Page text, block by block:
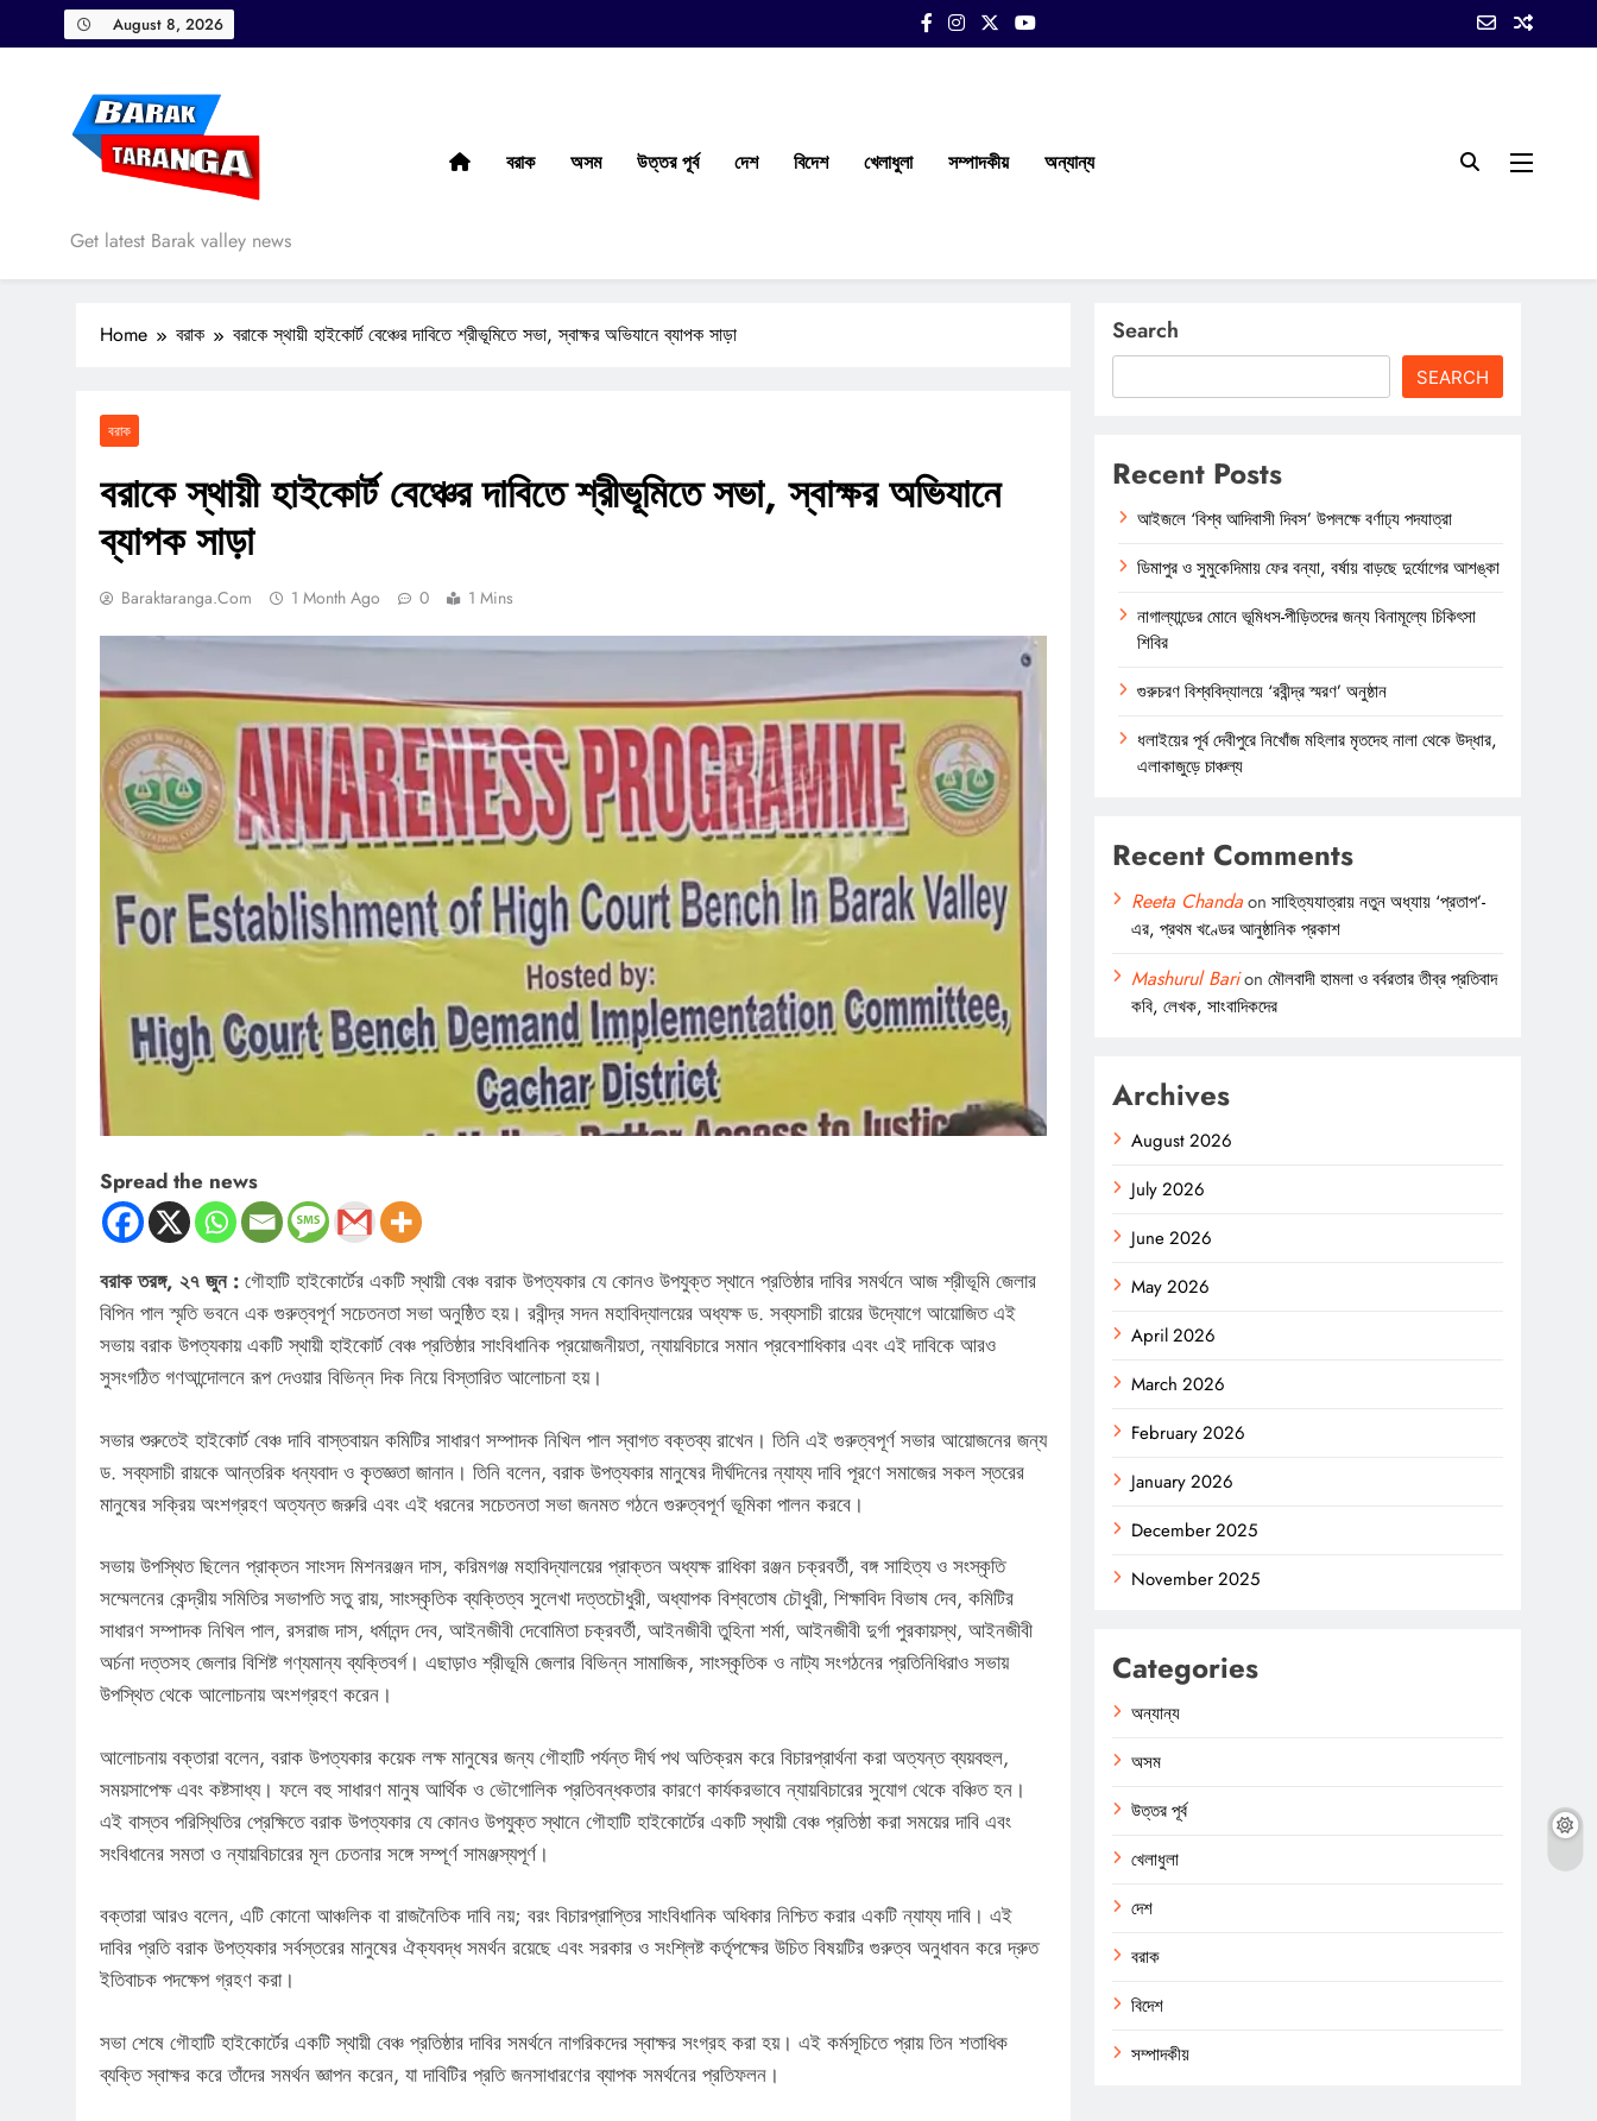
to
August 8, 2026
Barak Taranga
Get latest Barak valley news
বরাক অসম উত্তর পূর্ব দেশ বিদেশ খেলাধুলা সম্পাদকীয় অন্যান্য
Home বরাক বরাকে স্থায়ী হাইকোর্ট বেঞ্চের দাবিতে শ্রীভূমিতে সভা, স্বাক্ষর অভিযানে ব্যাপক সাড়া
বরাক
বরাকে স্থায়ী হাইকোর্ট বেঞ্চের দাবিতে শ্রীভূমিতে সভা, স্বাক্ষর অভিযানে
ব্যাপক সাড়া
Baraktaranga.com 1 Month Ago 0 1 Mins
Spread the news
বরাক তরঙ্গ, ২৭ জুন : গৌহাটি হাইকোর্টের একটি স্থায়ী বেঞ্চ বরাক উপত্যকার যে কোনও উপযুক্ত স্থানে প্রতিষ্ঠার দাবির সমর্থনে আজ শ্রীভূমি জেলার
বিপিন পাল স্মৃতি ভবনে এক গুরুত্বপূর্ণ সচেতনতা সভা অনুষ্ঠিত হয়। রবীন্দ্র সদন মহাবিদ্যালয়ের অধ্যক্ষ ড. সব্যসাচী রায়ের উদ্যোগে আয়োজিত এই
সভায় বরাক উপত্যকায় একটি স্থায়ী হাইকোর্ট বেঞ্চ প্রতিষ্ঠার সাংবিধানিক প্রয়োজনীয়তা, ন্যায়বিচারে সমান প্রবেশাধিকার এবং এই দাবিকে আরও
সুসংগঠিত গণআন্দোলনে রূপ দেওয়ার বিভিন্ন দিক নিয়ে বিস্তারিত আলোচনা হয়।
সভার শুরুতেই হাইকোর্ট বেঞ্চ দাবি বাস্তবায়ন কমিটির সাধারণ সম্পাদক নিখিল পাল স্বাগত বক্তব্য রাখেন। তিনি এই গুরুত্বপূর্ণ সভার আয়োজনের জন্য
ড. সব্যসাচী রায়কে আন্তরিক ধন্যবাদ ও কৃতজ্ঞতা জানান। তিনি বলেন, বরাক উপত্যকার মানুষের দীর্ঘদিনের ন্যায্য দাবি পূরণে সমাজের সকল স্তরের
মানুষের সক্রিয় অংশগ্রহণ অত্যন্ত জরুরি এবং এই ধরনের সচেতনতা সভা জনমত গঠনে গুরুত্বপূর্ণ ভূমিকা পালন করবে।
সভায় উপস্থিত ছিলেন প্রাক্তন সাংসদ মিশনরঞ্জন দাস, করিমগঞ্জ মহাবিদ্যালয়ের প্রাক্তন অধ্যক্ষ রাধিকা রঞ্জন চক্রবর্তী, বঙ্গ সাহিত্য ও সংস্কৃতি
সম্মেলনের কেন্দ্রীয় সমিতির সভাপতি সতু রায়, সাংস্কৃতিক ব্যক্তিত্ব সুলেখা দত্তচৌধুরী, অধ্যাপক বিশ্বতোষ চৌধুরী, শিক্ষাবিদ বিভাষ দেব, কমিটির
সাধারণ সম্পাদক নিখিল পাল, রসরাজ দাস, ধর্মানন্দ দেব, আইনজীবী দেবোমিতা চক্রবর্তী, আইনজীবী তুহিনা শর্মা, আইনজীবী দুর্গা পুরকায়স্থ, আইনজীবী
অর্চনা দত্তসহ জেলার বিশিষ্ট গণ্যমান্য ব্যক্তিবর্গ। এছাড়াও শ্রীভূমি জেলার বিভিন্ন সামাজিক, সাংস্কৃতিক ও নাট্য সংগঠনের প্রতিনিধিরাও সভায়
উপস্থিত থেকে আলোচনায় অংশগ্রহণ করেন।
আলোচনায় বক্তারা বলেন, বরাক উপত্যকার কয়েক লক্ষ মানুষের জন্য গৌহাটি পর্যন্ত দীর্ঘ পথ অতিক্রম করে বিচারপ্রার্থনা করা অত্যন্ত ব্যয়বহুল,
সময়সাপেক্ষ এবং কষ্টসাধ্য। ফলে বহু সাধারণ মানুষ আর্থিক ও ভৌগোলিক প্রতিবন্ধকতার কারণে কার্যকরভাবে ন্যায়বিচারের সুযোগ থেকে বঞ্চিত হন।
এই বাস্তব পরিস্থিতির প্রেক্ষিতে বরাক উপত্যকার যে কোনও উপযুক্ত স্থানে গৌহাটি হাইকোর্টের একটি স্থায়ী বেঞ্চ প্রতিষ্ঠা করা সময়ের দাবি এবং
সংবিধানের সমতা ও ন্যায়বিচারের মূল চেতনার সঙ্গে সম্পূর্ণ সামঞ্জস্যপূর্ণ।
বক্তারা আরও বলেন, এটি কোনো আঞ্চলিক বা রাজনৈতিক দাবি নয়; বরং বিচারপ্রাপ্তির সাংবিধানিক অধিকার নিশ্চিত করার একটি ন্যায্য দাবি। এই
দাবির প্রতি বরাক উপত্যকার সর্বস্তরের মানুষের ঐক্যবদ্ধ সমর্থন রয়েছে এবং সরকার ও সংশ্লিষ্ট কর্তৃপক্ষের উচিত বিষয়টির গুরুত্ব অনুধাবন করে দ্রুত
ইতিবাচক পদক্ষেপ গ্রহণ করা।
সভা শেষে গৌহাটি হাইকোর্টের একটি স্থায়ী বেঞ্চ প্রতিষ্ঠার দাবির সমর্থনে নাগরিকদের স্বাক্ষর সংগ্রহ করা হয়। এই কর্মসূচিতে প্রায় তিন শতাধিক
ব্যক্তি স্বাক্ষর করে তাঁদের সমর্থন জ্ঞাপন করেন, যা দাবিটির প্রতি জনসাধারণের ব্যাপক সমর্থনের প্রতিফলন।
Search
SEARCH
Recent Posts
আইজলে ‘বিশ্ব আদিবাসী দিবস’ উপলক্ষে বর্ণাঢ্য পদযাত্রা
ডিমাপুর ও সুমুকেদিমায় ফের বন্যা, বর্ষায় বাড়ছে দুর্যোগের আশঙ্কা
নাগাল্যান্ডের মোনে ভূমিধস-পীড়িতদের জন্য বিনামূল্যে চিকিৎসা
শিবির
গুরুচরণ বিশ্ববিদ্যালয়ে ‘রবীন্দ্র স্মরণ’ অনুষ্ঠান
ধলাইয়ের পূর্ব দেবীপুরে নিখোঁজ মহিলার মৃতদেহ নালা থেকে উদ্ধার,
এলাকাজুড়ে চাঞ্চল্য
Recent Comments
Reeta Chandaonসাহিত্যযাত্রায় নতুন অধ্যায় ‘প্রতাপ’-
এর, প্রথম খণ্ডের আনুষ্ঠানিক প্রকাশ
Mashurul Barionমৌলবাদী হামলা ও বর্বরতার তীব্র প্রতিবাদ
কবি, লেখক, সাংবাদিকদের
Archives
August 2026
July 2026
June 2026
May 2026
April 2026
March 2026
February 2026
January 2026
December 2025
November 2025
Categories
অন্যান্য
অসম
উত্তর পূর্ব
খেলাধুলা
দেশ
বরাক
বিদেশ
সম্পাদকীয়